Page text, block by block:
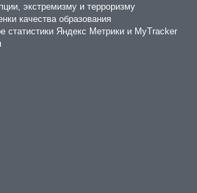
экстремизму и терроризму
качества образования
статистики Яндекс Метрики и MyTracker